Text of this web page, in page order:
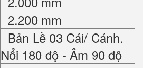
2.200 mm
Bản Lề 03 Cái/ Cánh.
Nổi 180 độ - Âm 90 độ